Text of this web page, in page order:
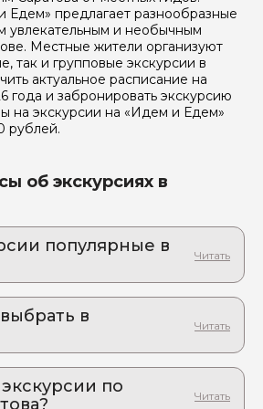
Едем» предлагает разнообразные
увлекательным и необычным
Местные жители организуют
так и групповые экскурсии в
актуальное расписание на
года и забронировать экскурсию
на экскурсии на «Идем и Едем»
рублей.
об экскурсиях в
популярные в
— а вы покажете
а не очередную
по Саду
скульптур Юрия Карамзина
в
экскурсии по
Отправить